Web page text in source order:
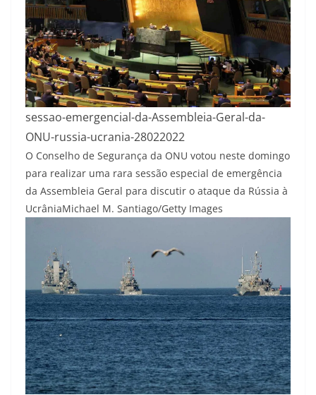
sessao-emergencial-da-Assembleia-Geral-da-
ONU-russia-ucrania-28022022
O Conselho de Segurança da ONU votou neste domingo
para realizar uma rara sessão especial de emergência
da Assembleia Geral para discutir o ataque da Rússia à
UcrâniaMichael M. Santiago/Getty Images